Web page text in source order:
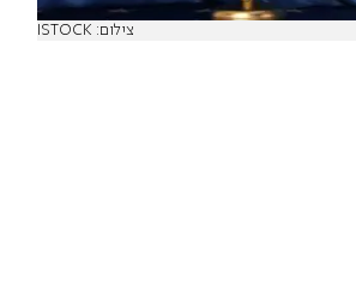
צילום: ISTOCK